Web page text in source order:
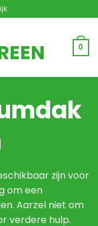
0
zijn voor
om een
Aarzel niet om
verdere hulp.